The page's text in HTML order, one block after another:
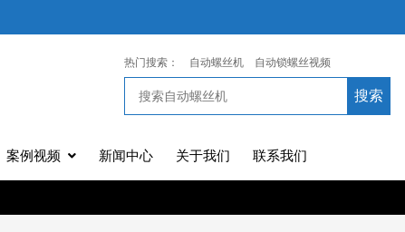
热门搜索： 自动螺丝机 自动锁螺丝视频
案例视频 新闻中心 关于我们 联系我们